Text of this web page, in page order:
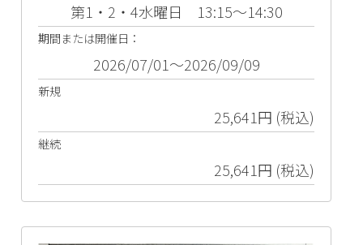
第1・2・4水曜日 13:15～14:30
期間または開催日：
2026/07/01～2026/09/09
新規
25,641円 (税込)
継続
25,641円 (税込)